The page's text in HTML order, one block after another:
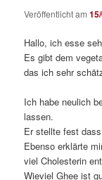
Veröffentlicht am
Hallo, ich esse
Es gibt dem
das ich sehr
Ich habe neulich
lassen.
Er stellte fest
Ebenso erklärte
viel Cholesterin
Wieviel Ghee ist